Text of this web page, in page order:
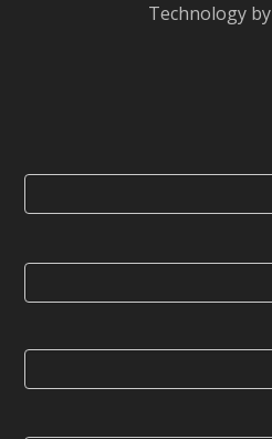
Technology by